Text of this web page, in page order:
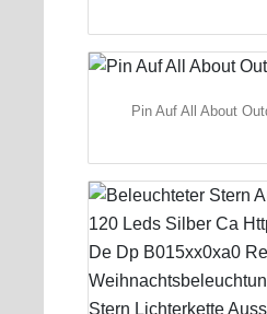
Pin Auf All About